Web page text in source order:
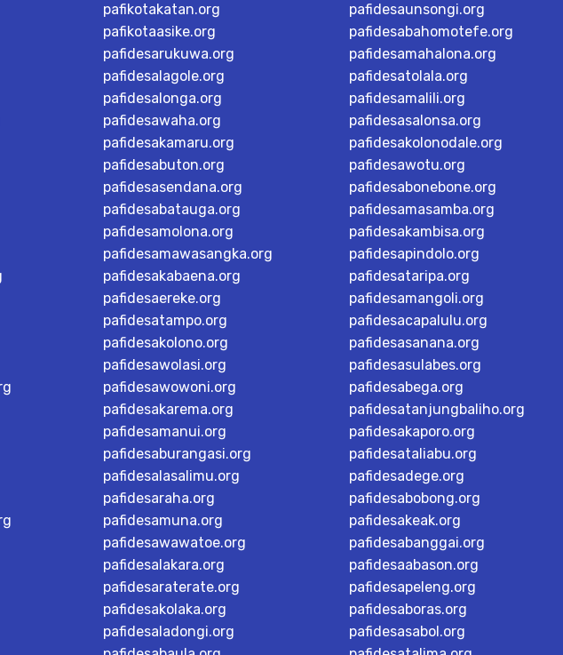
pafikotakatan.org
pafikotaasike.org
pafidesarukuwa.org
pafidesalagole.org
pafidesalonga.org
pafidesawaha.org
pafidesakamaru.org
pafidesabuton.org
pafidesasendana.org
pafidesabatauga.org
pafidesamolona.org
pafidesamawasangka.org
pafidesakabaena.org
pafidesaereke.org
pafidesatampo.org
pafidesakolono.org
pafidesawolasi.org
pafidesawowoni.org
pafidesakarema.org
pafidesamanui.org
pafidesaburangasi.org
pafidesalasalimu.org
pafidesaraha.org
pafidesamuna.org
pafidesawawatoe.org
pafidesalakara.org
pafidesaraterate.org
pafidesakolaka.org
pafidesaladongi.org
pafidesaunsongi.org
pafidesabahomotefe.org
pafidesamahalona.org
pafidesatolala.org
pafidesamalili.org
pafidesasalonsa.org
pafidesakolonodale.org
pafidesawotu.org
pafidesabonebone.org
pafidesamasamba.org
pafidesakambisa.org
pafidesapindolo.org
pafidesataripa.org
pafidesamangoli.org
pafidesacapalulu.org
pafidesasanana.org
pafidesasulabes.org
pafidesabega.org
pafidesatanjungbaliho.org
pafidesakaporo.org
pafidesataliabu.org
pafidesadege.org
pafidesabobong.org
pafidesakeak.org
pafidesabanggai.org
pafidesaabason.org
pafidesapeleng.org
pafidesaboras.org
pafidesasabol.org